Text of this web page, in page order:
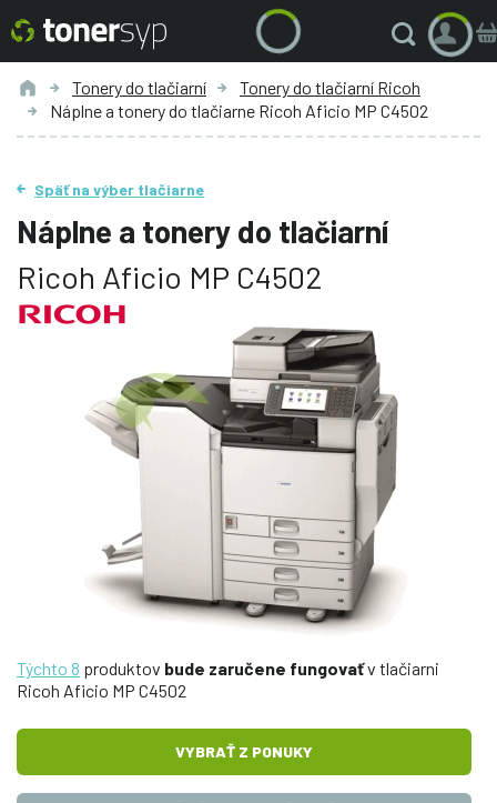
Tonery do tlačiarní
Tonery do tlačiarní Ricoh
Náplne a tonery do tlačiarne Ricoh Aficio MP C4502
Späť na výber tlačiarne
Náplne a tonery do tlačiarní
Ricoh Aficio MP C4502
Týchto 8 produktov bude zaručene fungovaťv tlačiarni
Ricoh Aficio MP C4502
VYBRAŤ Z PONUKY